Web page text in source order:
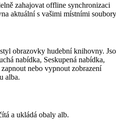
zahajovat offline synchronizaci
aktuální s vašimi místními
obrazovky hudební knihovny.
nabídka, Seskupená nabídka,
nebo vypnout zobrazení
alba.
a ukládá obaly alb.